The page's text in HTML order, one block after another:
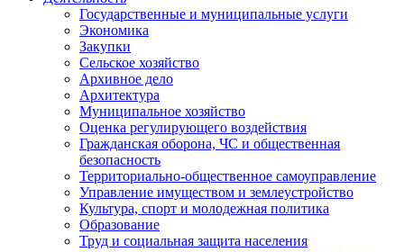
Государственные и муниципальные услуги
Экономика
Закупки
Сельское хозяйство
Архивное дело
Архитектура
Муниципальное хозяйство
Оценка регулирующего воздействия
Гражданская оборона, ЧС и общественная
безопасность
Территориально-общественное самоуправление
Управление имуществом и землеустройство
Культура, спорт и молодежная политика
Образование
Труд и социальная защита населения